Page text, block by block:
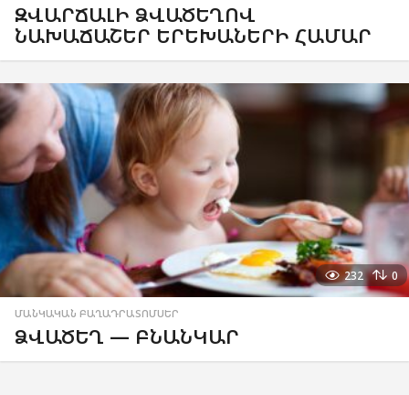
ԶՎԱՐՃԱԼԻ ՁՎԱԾԵՂՈՎ
ՆԱԽԱՃԱՇԵՐ ԵՐԵԽԱՆԵՐԻ ՀԱՄԱՐ
232 0
ՄԱՆԿԱԿԱՆ ԲԱՂԱԴՐԱՏՈՄՍԵՐ
ՁՎԱԾԵՂ — ԲՆԱՆԿԱՐ